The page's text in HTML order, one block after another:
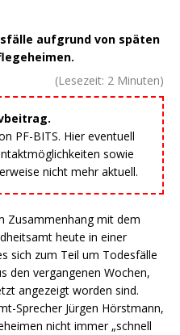
aufgrund von späten
(Lesezeit: 2 Minuten)
PF-BITS. Hier eventuell
sowie
nicht mehr aktuell.
Zusammenhang mit dem
heute in einer
sich zum Teil um Todesfälle
den vergangenen Wochen,
angezeigt worden sind.
Sprecher Jürgen Hörstmann,
nicht immer „schnell